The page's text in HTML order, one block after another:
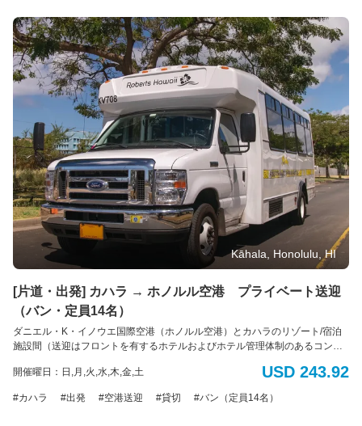
必要があります。障害のある旅行者のニーズに対応するため努めてまいりま
す。 電動車椅子やスクーターの場合：車椅子とお客様の合計重量は500ポン
ド(226kg)を超えてはいけません。利用可能なプラットフォームの寸法は48イ
ンチ(121cm)×30インチ(76cm)です。また、ドライバーが荷室に運ぶことので
きる最大重量は50ポンド(22kg)です。ご理解とご協力をお願いいたします。
Kāhala, Honolulu, HI
[片道・出発] カハラ → ホノルル空港 プライベート送迎
（バン・定員14名）
ダニエル・K・イノウエ国際空港（ホノルル空港）とカハラのリゾート/宿泊
施設間（送迎はフロントを有するホテルおよびホテル管理体制のあるコンド
員： 最大14名様（標準サイズの荷物14個まで） *追加のバッグ、大型の荷
カの障害者法に基づく配慮）：車椅子のアシスタントが利用可能です。障害
開催曜日：日,月,火,水,木,金,土 USD 243.92
カハラ 出発 空港送迎 貸切 バン（定員14名）
湾
ツ
ア
ー
の
ご
に
つ
い
て
空港
送
空港
宿泊
先へ
の送
迎
空港
迎：